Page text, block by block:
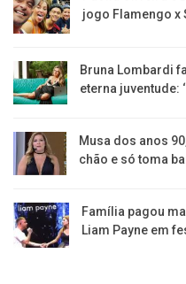
jogo Flamengo x
Bruna Lombardi
eterna juventude:
Musa dos anos
chão e só toma
Família pagou
Liam Payne em